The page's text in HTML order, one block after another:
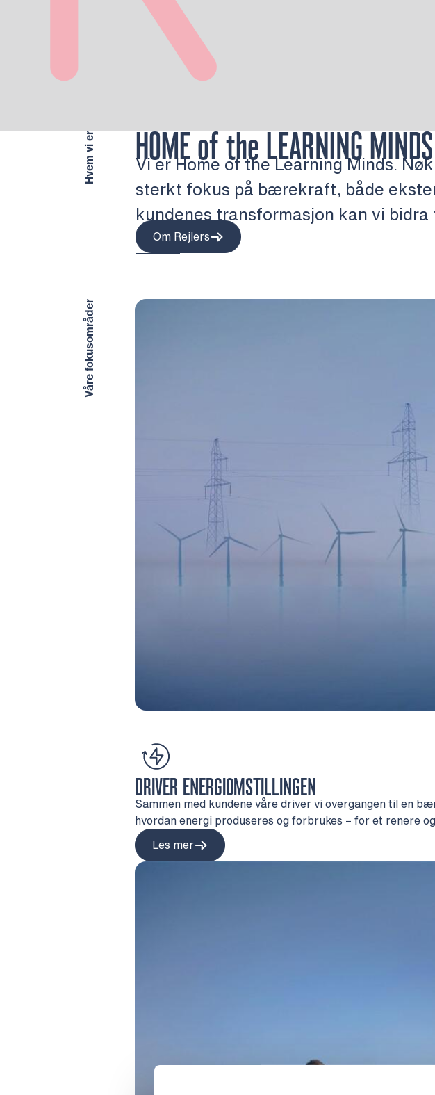
HOMEof theLEARNING MINDS
Hvem vi er
Vi er Home of the Learning Minds.
sterkt fokus på bærekraft, både
kundenes transformasjon kan vi
Om Rejlers
Våre fokusområder
DRIVER ENERGIOMSTILLINGEN
Sammen med kundene våre driver vi overgangen til en
hvordan energi produseres og forbrukes – for et renere
Les mer